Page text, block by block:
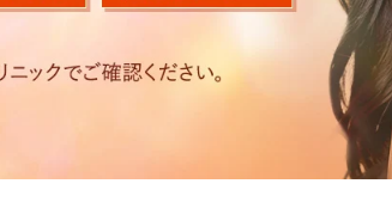
医療機関、検査機関及び研究機関との連携
サービス・販売する医療関連商品に関する
ス履歴、閲覧記録等に関する情報の収集、分